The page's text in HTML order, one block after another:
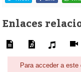
Enlaces
Para acceder a